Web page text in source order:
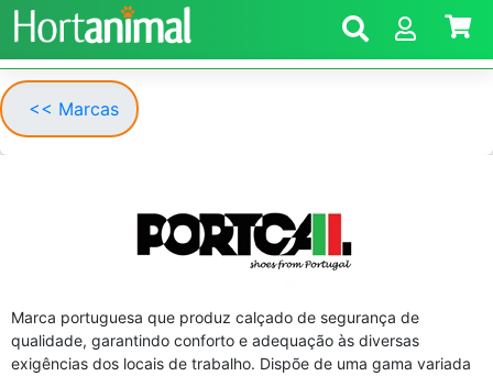
<< Marcas
Marca portuguesa que produz calçado de segurança de
qualidade, garantindo conforto e adequação às diversas
exigências dos locais de trabalho. Dispõe de uma gama variada